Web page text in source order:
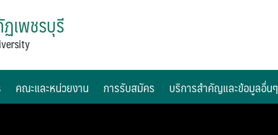
เพชรบุรี
คณะและหน่วยงาน การรับสมัคร บริการสำคัญและข้อมูลอื่นๆ